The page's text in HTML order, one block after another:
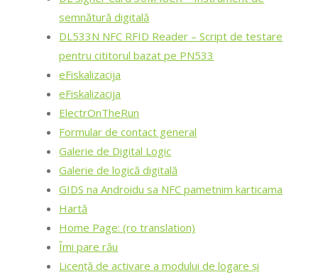
semnătură digitală
DL533N NFC RFID Reader – Script de testare
pentru cititorul bazat pe PN533
eFiskalizacija
eFiskalizacija
ElectrOnTheRun
Formular de contact general
Galerie de Digital Logic
Galerie de logică digitală
GIDS na Androidu sa NFC pametnim karticama
Hartă
Home Page: (ro translation)
Îmi pare rău
Licență de activare a modului de logare și